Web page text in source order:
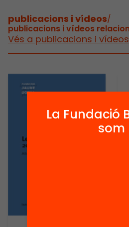
publicacions i vídeos/
publicacions i vídeos
Vés a publicacions i vídeos
La Fundació
som